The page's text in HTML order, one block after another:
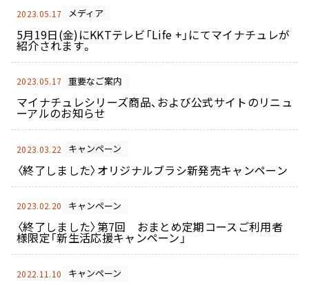
スカルプリッチナイト
セラム
ヘアトリートメント
やわらかヘッドスパブ
ラシ
やわらぐクッションブ
ミルキーシフト ヘアオ
イル
オールインワンカラー
トリートメント（白髪
2023.05.17 メディア
5月19日(金)にKKTテレビ「Life +」にてマイナチュレが
紹介されます。
2023.05.17 重要なご案内
マイナチュレシリーズ商品、および公式サイトのリニュ
ーアルのお知らせ
2023.03.22 キャンペーン
〈終了しました〉オリジナルブラシ新発売キャンペーン
2023.02.20 キャンペーン
〈終了しました〉第7回 おまとめ定期コースご利用者
様限定「新生活応援キャンペーン」
2022.11.10 キャンペーン